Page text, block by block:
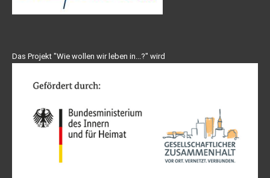
Das Projekt "Wie wollen wir leben in...?" wird